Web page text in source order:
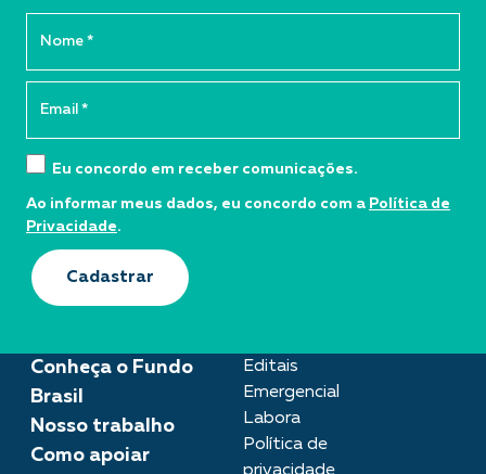
Conheça o Fundo
Brasil
Nosso trabalho
Como apoiar
Editais
Emergencial
Labora
Política de
Eu concordo em receber comunicações.
Ao informar meus dados, eu concordo com a Política de
Privacidade.
Cadastrar